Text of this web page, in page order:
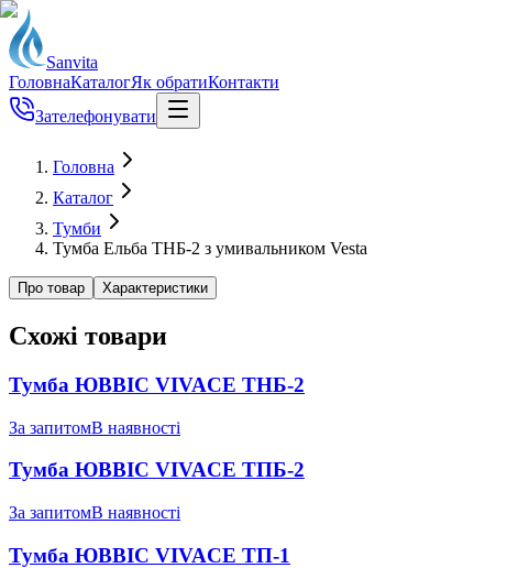
Sanvita
ГоловнаКаталогЯк обратиКонтакти
Зателефонувати
Головна
Каталог
Тумби
Тумба Ельба ТНБ-2 з умивальником Vesta
Про товар Характеристики
Схожі товари
Тумба ЮВВІС VIVACE ТНБ-2
За запитомВ наявності
Тумба ЮВВІС VIVACE ТПБ-2
За запитомВ наявності
Тумба ЮВВІС VIVACE ТП-1